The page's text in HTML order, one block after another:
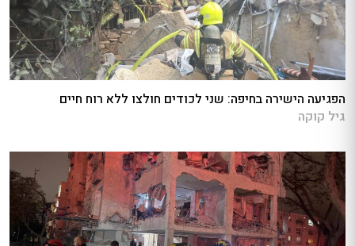
הפגיעה הישירה בחיפה: שני לכודים חולצו ללא רוח חיים
גיל קוקה